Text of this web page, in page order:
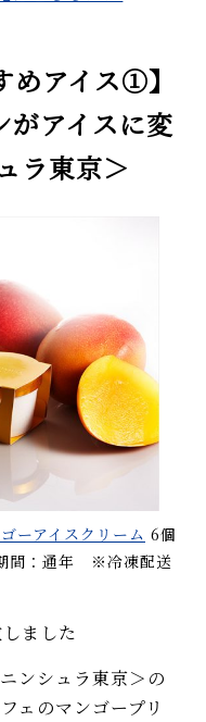
めアイス①】
がアイスに変
ラ東京＞
ーアイスクリーム 6個
：通年 ※冷凍配送
ました
ンシュラ東京＞の
ェのマンゴープリ